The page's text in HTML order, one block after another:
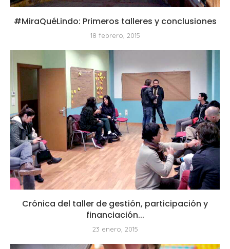
#MiraQuéLindo: Primeros talleres y conclusiones
18 febrero, 2015
Crónica del taller de gestión, participación y
financiación...
23 enero, 2015